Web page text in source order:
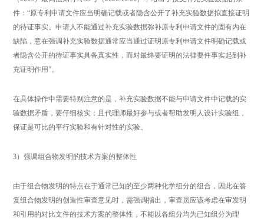
件：“原专利申请文件应当明确记载或者隐含公开了补充实验数据拟直接证明
的待证事实。申请人不能通过补充实验数据弥补原专利申请文件的固有内在
缺陷，意在强调补充实验数据通常应当通过证明原专利申请文件明确记载或
者隐含公开的待证事实具备真实性，而对最终要证明的法律要件事实起到补
充证明作用”。
在具体操作中需要特别注意的是，补充实验数据不能与申请文件中记载的实
验数据矛盾，要仔细核实；且代理师最好参与或者帮助发明人设计实验组，
保证是可比的平行实验和有针对性的实验。
3）强调组合物发明的技术方案的整体性
由于组合物发明的特点在于通常已知的至少两种化学组分的组合，因此在答
复组合物发明的创造性审查意见时，需强调指出，审查员应该考虑在审发明
和引用的对比文件的技术方案的整体性，不能以各组分均为已知组分为理